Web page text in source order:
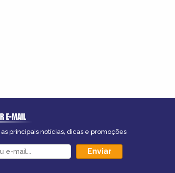
E-MAIL
principais notícias, dicas e promoções